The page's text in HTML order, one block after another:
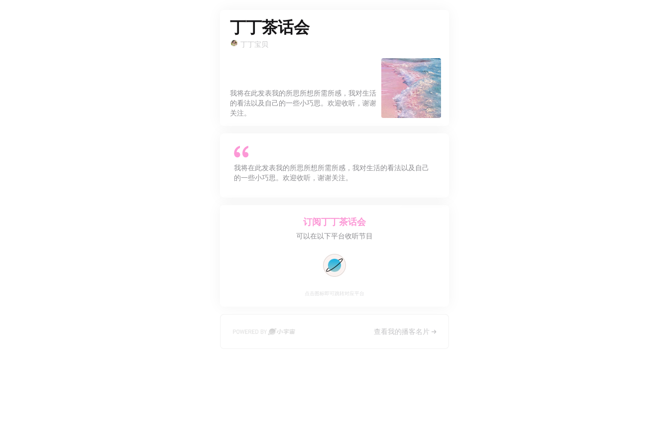
丁丁茶话会
丁丁宝贝
我将在此发表我的所思所想所需所感，我对生活
的看法以及自己的一些小巧思。欢迎收听，谢谢
关注。
我将在此发表我的所思所想所需所感，我对生活的看法以及自己
的一些小巧思。欢迎收听，谢谢关注。
订阅丁丁茶话会
可以在以下平台收听节目
点击图标即可跳转对应平台
查看我的播客名片